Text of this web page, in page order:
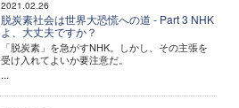
2021.02.26
脱炭素社会は世界大恐慌への道 - Part 3 NHK
よ、大丈夫ですか？
「脱炭素」を急がすNHK。しかし、その主張を
受け入れてよいか要注意だ。
...